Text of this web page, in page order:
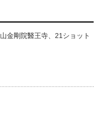
金剛院醫王寺、21ショット